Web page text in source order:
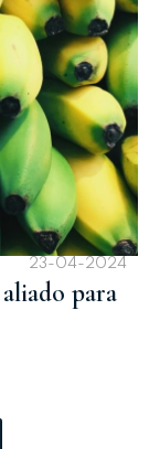
23-04-2024
para